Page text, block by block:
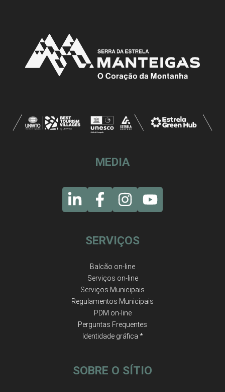
MEDIA
SERVIÇOS
Balcão on-line
Serviços on-line
Serviços Municipais
Regulamentos Municipais
PDM on-line
Perguntas Frequentes
Identidade gráfica *
SOBRE O SÍTIO